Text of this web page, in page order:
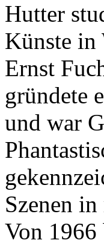
Hutter
Künste in
Ernst
gründete
und war
Szenen
Von 1966